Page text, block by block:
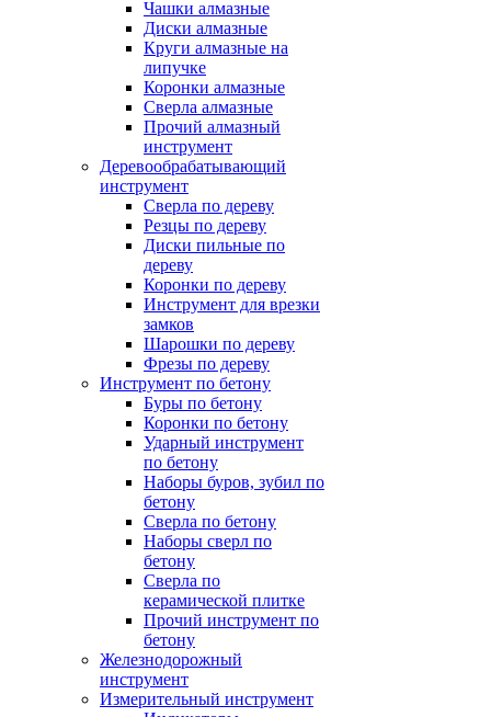
Чашки алмазные
Диски алмазные
Круги алмазные на
липучке
Коронки алмазные
Сверла алмазные
Прочий алмазный
инструмент
Деревообрабатывающий
инструмент
Сверла по дереву
Резцы по дереву
Диски пильные по
дереву
Коронки по дереву
Инструмент для врезки
замков
Шарошки по дереву
Фрезы по дереву
Инструмент по бетону
Буры по бетону
Коронки по бетону
Ударный инструмент
по бетону
Наборы буров, зубил по
бетону
Сверла по бетону
Наборы сверл по
бетону
Сверла по
керамической плитке
Прочий инструмент по
бетону
Железнодорожный
инструмент
Измерительный инструмент